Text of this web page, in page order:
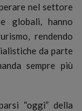
nel settore
globali, hanno
rendendo
da parte
sempre più
“oggi” della